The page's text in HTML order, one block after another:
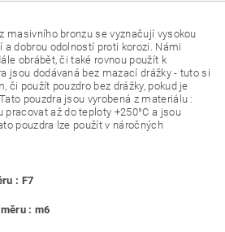
masivního bronzu se vyznačují vysokou
dobrou odolností proti korozi. Námi
obrábět, či také rovnou použít k
jsou dodávaná bez mazací drážky - tuto si
či použít pouzdro bez drážky, pokud je
pouzdra jsou vyrobená z materiálu :
pracovat až do teploty +250°C a jsou
pouzdra lze použít v náročných
: F7
: m6